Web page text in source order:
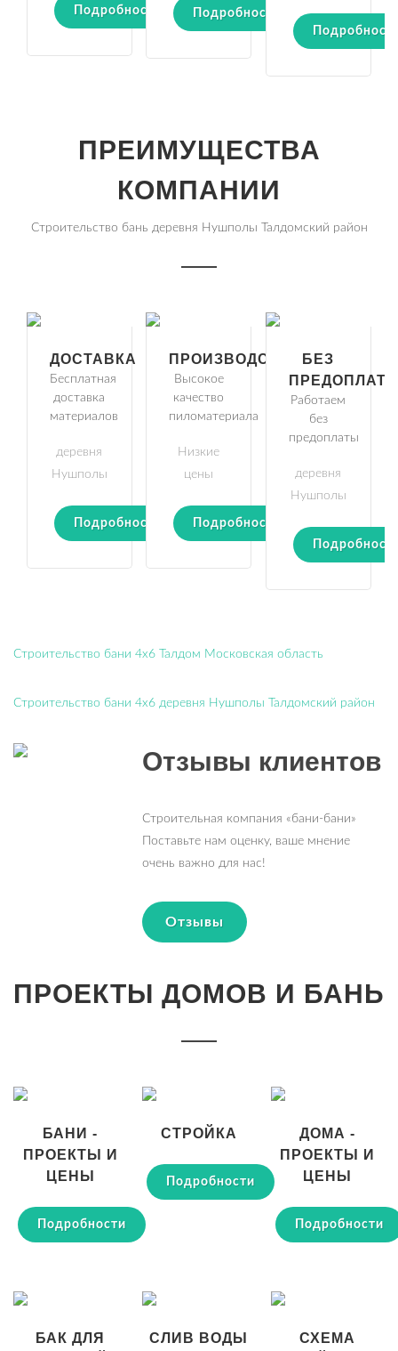
Подробности
Подробности
ПРЕИМУЩЕСТВА
КОМПАНИИ
Строительство бань деревня Нушполы Талдомский район
ДОСТАВКА
Бесплатная
доставка
материалов
деревня
Нушполы
Подробности
ПРОИЗВОДСТВО
Высокое
качество
пиломатериала
Низкие
цены
Подробности
БЕЗ
Работаем
без
предоплаты
деревня
Нушполы
Строительство бани 4х6 Талдом Московская область
Строительство бани 4х6 деревня Нушполы Талдомский район
Отзывы клиентов
Строительная компания «бани-бани»
Поставьте нам оценку, ваше мнение
очень важно для нас!
Отзывы
ПРОЕКТЫ ДОМОВ И БАНЬ
БАНИ -
ПРОЕКТЫ И
ЦЕНЫ
Подробности
СТРОЙКА
Подробности
ДОМА -
ПРОЕКТЫ И
ЦЕНЫ
Подробности
БАК ДЛЯ
СЛИВ ВОДЫ
СХЕМА